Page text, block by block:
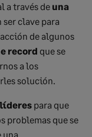
a través de una
ser clave para
de algunos
record que se
a los
solución.
para que
problemas que se
una